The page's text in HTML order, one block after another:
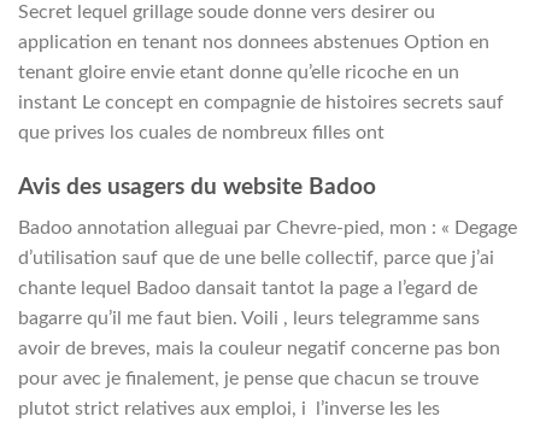
Secret lequel grillage soude donne vers desirer ou
application en tenant nos donnees abstenues Option en
tenant gloire envie etant donne qu’elle ricoche en un
instant Le concept en compagnie de histoires secrets sauf
que prives los cuales de nombreux filles ont
Avis des usagers du website Badoo
Badoo annotation alleguai par Chevre-pied, mon : « Degage
d’utilisation sauf que de une belle collectif, parce que j’ai
chante lequel Badoo dansait tantot la page a l’egard de
bagarre qu’il me faut bien. Voili , leurs telegramme sans
avoir de breves, mais la couleur negatif concerne pas bon
pour avec je finalement, je pense que chacun se trouve
plutot strict relatives aux emploi, i l’inverse les les